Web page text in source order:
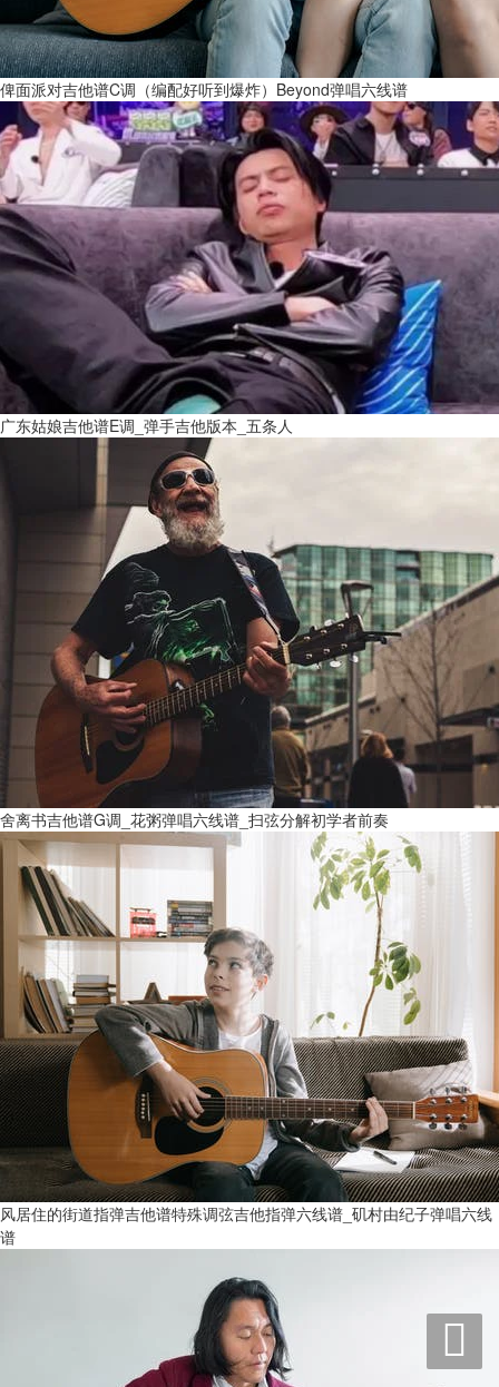
俾面派对吉他谱C调（编配好听到爆炸）Beyond弹唱六线谱
广东姑娘吉他谱E调_弹手吉他版本_五条人
舍离书吉他谱G调_花粥弹唱六线谱_扫弦分解初学者前奏
风居住的街道指弹吉他谱特殊调弦吉他指弹六线谱_矶村由纪子弹唱六线
谱
